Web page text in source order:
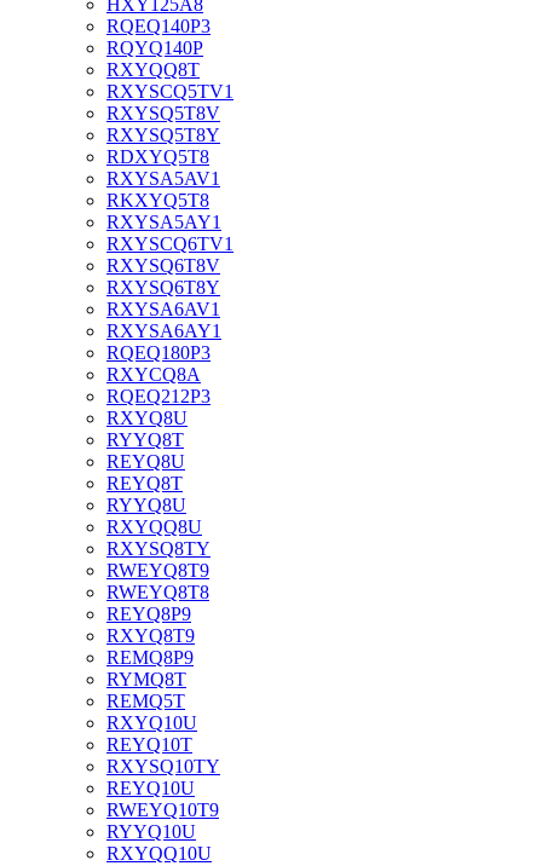
HXY125A8
RQEQ140P3
RQYQ140P
RXYQQ8T
RXYSCQ5TV1
RXYSQ5T8V
RXYSQ5T8Y
RDXYQ5T8
RXYSA5AV1
RKXYQ5T8
RXYSA5AY1
RXYSCQ6TV1
RXYSQ6T8V
RXYSQ6T8Y
RXYSA6AV1
RXYSA6AY1
RQEQ180P3
RXYCQ8A
RQEQ212P3
RXYQ8U
RYYQ8T
REYQ8U
REYQ8T
RYYQ8U
RXYQQ8U
RXYSQ8TY
RWEYQ8T9
RWEYQ8T8
REYQ8P9
RXYQ8T9
REMQ8P9
RYMQ8T
REMQ5T
RXYQ10U
REYQ10T
RXYSQ10TY
REYQ10U
RWEYQ10T9
RYYQ10U
RXYQQ10U